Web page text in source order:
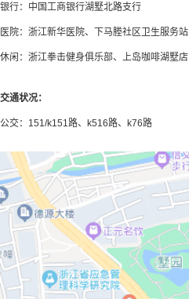
银行：中国工商银行湖墅北路支行
医院：浙江新华医院、下马塍社区卫生服务站
休闲：浙江拳击健身俱乐部、上岛咖啡湖墅店
交通状况：
公交：151/k151路、k516路、k76路